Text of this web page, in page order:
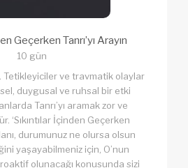
Geçerken Tanrı’yı Arayın
10 gün
Tetikleyiciler ve travmatik olaylar
duygusal ve ruhsal bir etki
Tanrı’yı ​​aramak zor ve
‘Sıkıntılar İçinden Geçerken
durumunuz ne olursa olsun
yaşayabilmeniz için, O’nun
olunacağı konusunda sizi